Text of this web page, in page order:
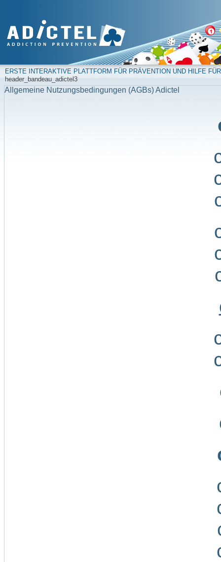
ERSTE INTERAKTIVE PLATTFORM FÜR PRÄVENTION UND HILFE
header_bandeau_adictel3
Allgemeine Nutzungsbedingungen (AGBs) Adictel